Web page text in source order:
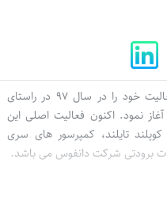
حساب کاربری
شرکت سلامت گستران نوآور کاسپین فعالیت خود را در سال 97 در راستای
نمود. اکنون فعالیت اصلی این
تایلند، کمپرسور های سری
برودتی شرکت دانفوس می باشد.